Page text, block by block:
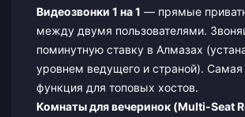
Видеозвонки 1 на 1 — прямые
между двумя пользователями.
поминутную ставку в Алмазах
уровнем ведущего и страной). Самая
функция для топовых хостов.
Комнаты для вечеринок (Multi-Seat